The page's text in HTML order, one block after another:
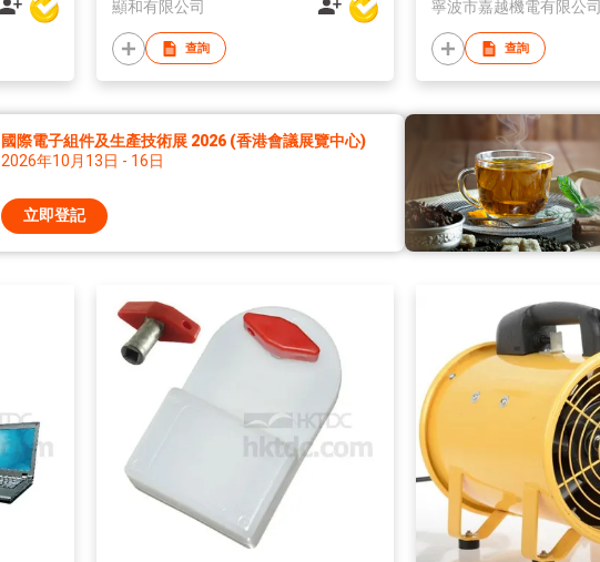
顯和有限公司
查詢
寧波市嘉越機電有限公司
查詢
國際電子組件及生產技術展 2026 (香港會議展覽中心)
2026年10月13日 - 16日
立即登記